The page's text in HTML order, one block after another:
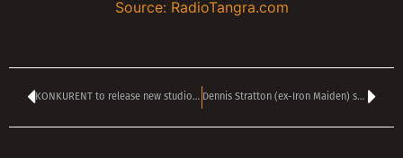
Source: RadioTangra.com
KONKURENT to release new studio album The Hard Way Dennis Stratton (ex-Iron Maiden) set to play in Sofia with Maiden uniteD in April